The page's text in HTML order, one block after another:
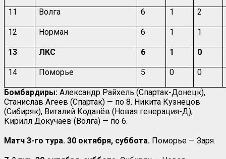
11 Волга 6 1 2
12 Норман 6 1 1
13 ЛКС 6 1 0
14 Поморье 5 0 0
Бомбардиры: Александр Райхель (Спартак-Донецк),
Станислав Агеев (Спартак) — по 8. Никита Кузнецов
(Сибиряк), Виталий Коданёв (Новая генерация-Д),
Кирилл Докучаев (Волга) — по 6.
Матч 3-го тура. 30 октября, суббота. Поморье — Заря.